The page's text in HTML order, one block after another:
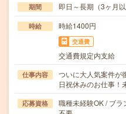
期間 即日～長期（3ヶ月
時給 時給1400円
交通費
交通費規定内支給
仕事内容
ついに大人気案件が
日祝休みのお仕事
応募資格
職種未経験OK / ブラ